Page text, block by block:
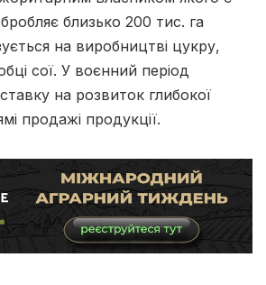
близько 200 тис. га
на виробництві цукру,
сої. У воєнний період
на розвиток глибокої
продажі продукції.